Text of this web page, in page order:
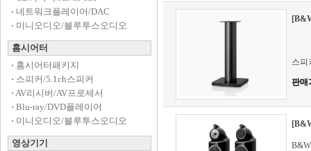
· 네트워크플레이어/DAC
· 미니오디오/블루투스오디오
홈시어터
· 홈시어터패키지
· 스피커/5.1ch스피커
· AV리시버/AV프로세서
· Blu-ray/DVD플레이어
· 미니오디오/블루투스오디오
영상기기
스피
판매